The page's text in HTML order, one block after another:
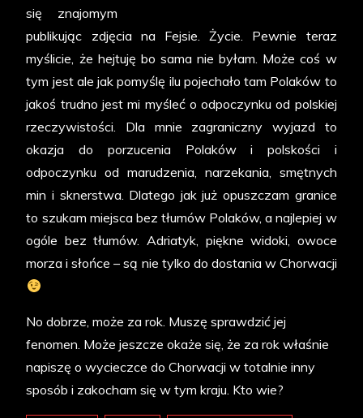
się znajomym
publikując zdjęcia na Fejsie. Życie. Pewnie teraz
myślicie, że hejtuję bo sama nie byłam. Może coś w
tym jest ale jak pomyślę ilu pojechało tam Polaków to
jakoś trudno jest mi myśleć o odpoczynku od polskiej
rzeczywistości. Dla mnie zagraniczny wyjazd to
okazja do porzucenia Polaków i polskości i
odpoczynku od marudzenia, narzekania, smętnych
min i sknerstwa. Dlatego jak już opuszczam granice
to szukam miejsca bez tłumów Polaków, a najlepiej w
ogóle bez tłumów. Adriatyk, piękne widoki, owoce
morza i słońce – są nie tylko do dostania w Chorwacji
No dobrze, może za rok. Muszę sprawdzić jej
fenomen. Może jeszcze okaże się, że za rok właśnie
napiszę o wycieczce do Chorwacji w totalnie inny
sposób i zakocham się w tym kraju. Kto wie?